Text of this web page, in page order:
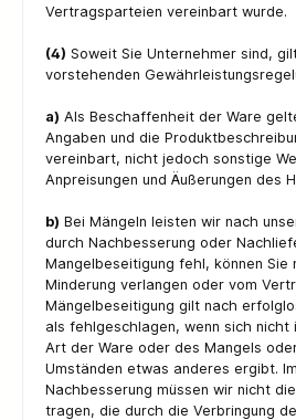
Vertragsparteien vereinbart wurde.
(4) Soweit Sie Unternehmer sind,
vorstehenden
a) Als Beschaffenheit der Ware
Angaben und die
vereinbart, nicht jedoch sonstige
Anpreisungen und Äußerungen des
b) Bei Mängeln leisten wir nach
durch Nachbesserung oder
Mangelbeseitigung fehl, können Sie
Minderung verlangen oder vom
Mängelbeseitigung gilt nach
als fehlgeschlagen, wenn sich nicht
Art der Ware oder des Mangels
Umständen etwas anderes ergibt.
Nachbesserung müssen wir nicht
tragen, die durch die Verbringung